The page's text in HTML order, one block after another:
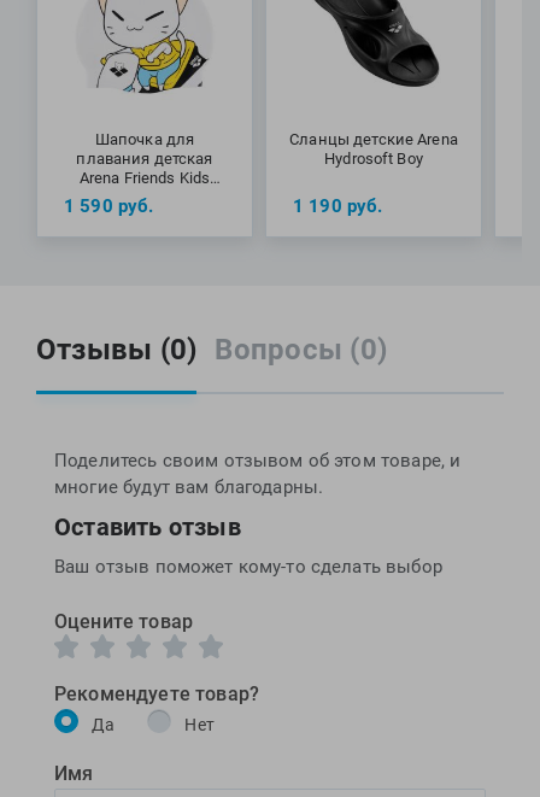
Шапочка для
плавания детская
Arena Friends Kids
Silicone Cap
1 590 руб.
Сланцы детские Arena
Hydrosoft Boy
1 190 руб.
Отзывы (0) Вопросы (0)
Поделитесь своим отзывом об этом товаре, и
многие будут вам благодарны.
Оставить отзыв
Ваш отзыв поможет кому-то сделать выбор
Оцените товар
Рекомендуете товар?
Да Нет
Имя